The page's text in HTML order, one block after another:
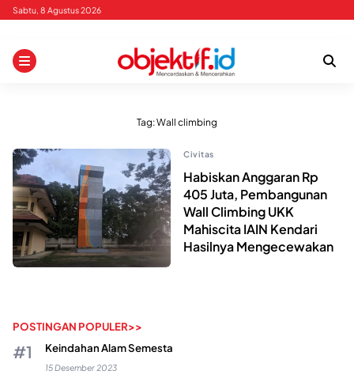
Skip
content
Sabtu, 8 Agustus 2026
Tag:Wall climbing
Civitas
Habiskan Anggaran Rp
405 Juta, Pembangunan
Wall Climbing UKK
Mahiscita IAIN Kendari
Hasilnya Mengecewakan
POSTINGAN POPULER>>
Keindahan Alam Semesta
15 Desember 2023